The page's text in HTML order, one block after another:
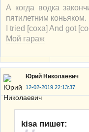
А когда водка
пятилетним коньяком.
I tried [соха] And got
Мой гараж
Юрий Николаевич
12-02-2019 22:13:37
kisa пишет: